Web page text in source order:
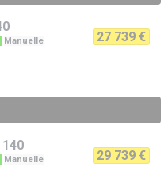
Manuelle 27 739 €
Manuelle 29 739 €